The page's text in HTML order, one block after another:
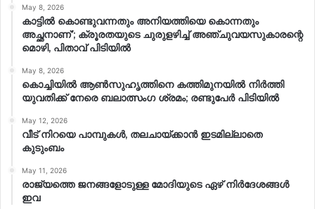
May 8, 2026
കാട്ടിൽ കൊണ്ടുവന്നതും അനിയത്തിയെ കൊന്നതും
അച്ഛനാണ്’; ക്രൂരതയുടെ ചുരുളഴിച്ച് അഞ്ചുവയസുകാരന്റെ
മൊഴി, പിതാവ് പിടിയിൽ
May 8, 2026
കൊച്ചിയിൽ ആൺസുഹൃത്തിനെ കത്തിമുനയിൽ നിർത്തി
യുവതിക്ക് നേരെ ബലാത്സംഗ​ ശ്രമം; രണ്ടുപേർ പിടിയിൽ
May 12, 2026
വീട് നിറയെ പാമ്പുകൾ, തലചായ്ക്കാൻ ഇടമില്ലാതെ
കുടുംബം
May 11, 2026
രാജ്യത്തെ ജനങ്ങളോടുള്ള മോദിയുടെ ഏഴ് നിര്‍ദേശങ്ങള്‍
ഇവ